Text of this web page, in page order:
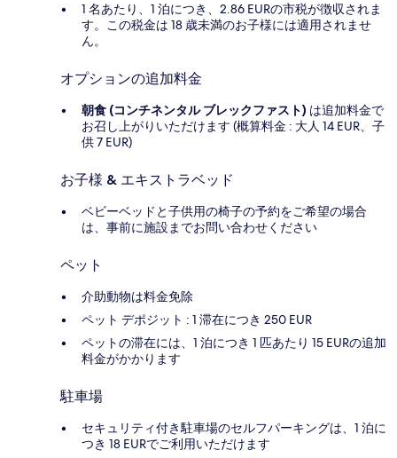
1 名あたり、1 泊につき、2.86 EURの市税が徴収されま
す。この税金は 18 歳未満のお子様には適用されませ
ん。
オプションの追加料金
朝食 (コンチネンタル ブレックファスト) は追加料金で
お召し上がりいただけます (概算料金 : 大人 14 EUR、子
供 7 EUR)
お子様 & エキストラベッド
ベビーベッドと子供用の椅子の予約をご希望の場合
は、事前に施設までお問い合わせください
ペット
介助動物は料金免除
ペット デポジット : 1 滞在につき 250 EUR
ペットの滞在には、1 泊につき 1 匹あたり 15 EURの追加
料金がかかります
駐車場
セキュリティ付き駐車場のセルフパーキングは、1 泊に
つき 18 EURでご利用いただけます